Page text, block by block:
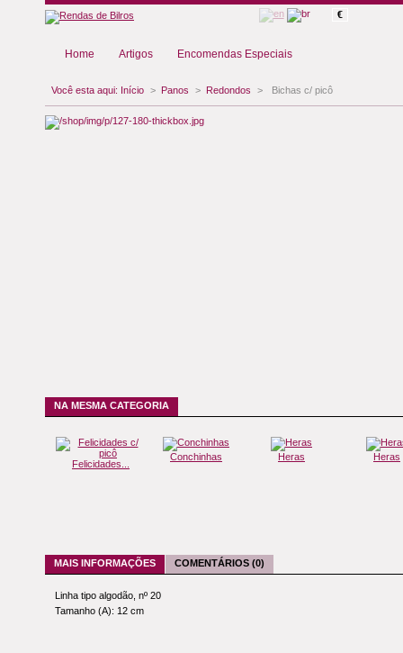
€
Home Artigos Encomendas Especiais
Você esta aqui: Início > Panos > Redondos > Bichas c/ picô
NA MESMA CATEGORIA
Felicidades...
Conchinhas Heras Heras
MAIS INFORMAÇÕES COMENTÁRIOS (0)
Linha tipo algodão, nº 20
Tamanho (A): 12 cm